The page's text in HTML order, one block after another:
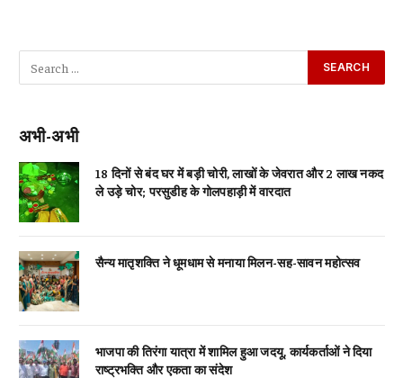
अभी-अभी
18 दिनों से बंद घर में बड़ी चोरी, लाखों के जेवरात और 2 लाख नकद
ले उड़े चोर; परसुडीह के गोलपहाड़ी में वारदात
सैन्य मातृशक्ति ने धूमधाम से मनाया मिलन-सह-सावन महोत्सव
भाजपा की तिरंगा यात्रा में शामिल हुआ जदयू, कार्यकर्ताओं ने दिया
राष्ट्रभक्ति और एकता का संदेश